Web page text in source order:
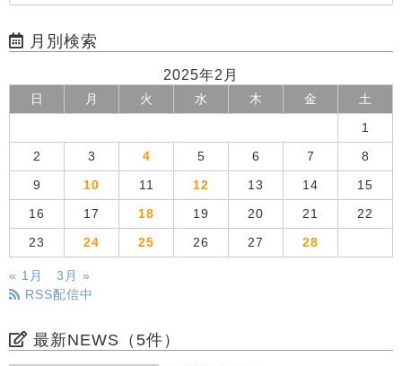
月別検索
2025年2月
日 月 火 水 木 金 土
1
2 3 4 5 6 7 8
9 10 11 12 13 14 15
16 17 18 19 20 21 22
23 24 25 26 27 28
« 1月
3月 »
RSS配信中
最新NEWS（5件）